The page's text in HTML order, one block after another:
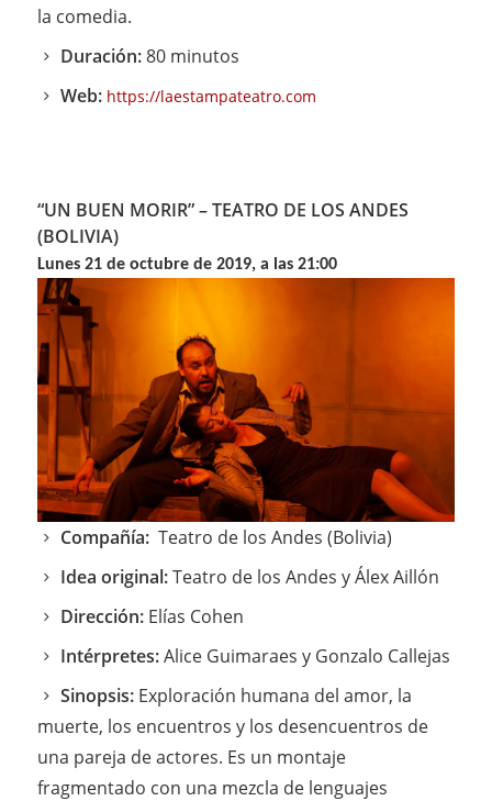
la comedia.
Duración:80 minutos
Web: https://laestampateatro.com
“UN BUEN MORIR”– TEATRO DE LOS ANDES
(BOLIVIA)
Lunes 21 de octubre de 2019, a las 21:00
Compañía: Teatro de los Andes (Bolivia)
Idea original:Teatro de los Andes y Álex Aillón
Dirección: Elías Cohen
Intérpretes:Alice Guimaraes y Gonzalo Callejas
Sinopsis: Exploración humana del amor, la
muerte, los encuentros y los desencuentros de
una pareja de actores. Es un montaje
fragmentado con una mezcla de lenguajes